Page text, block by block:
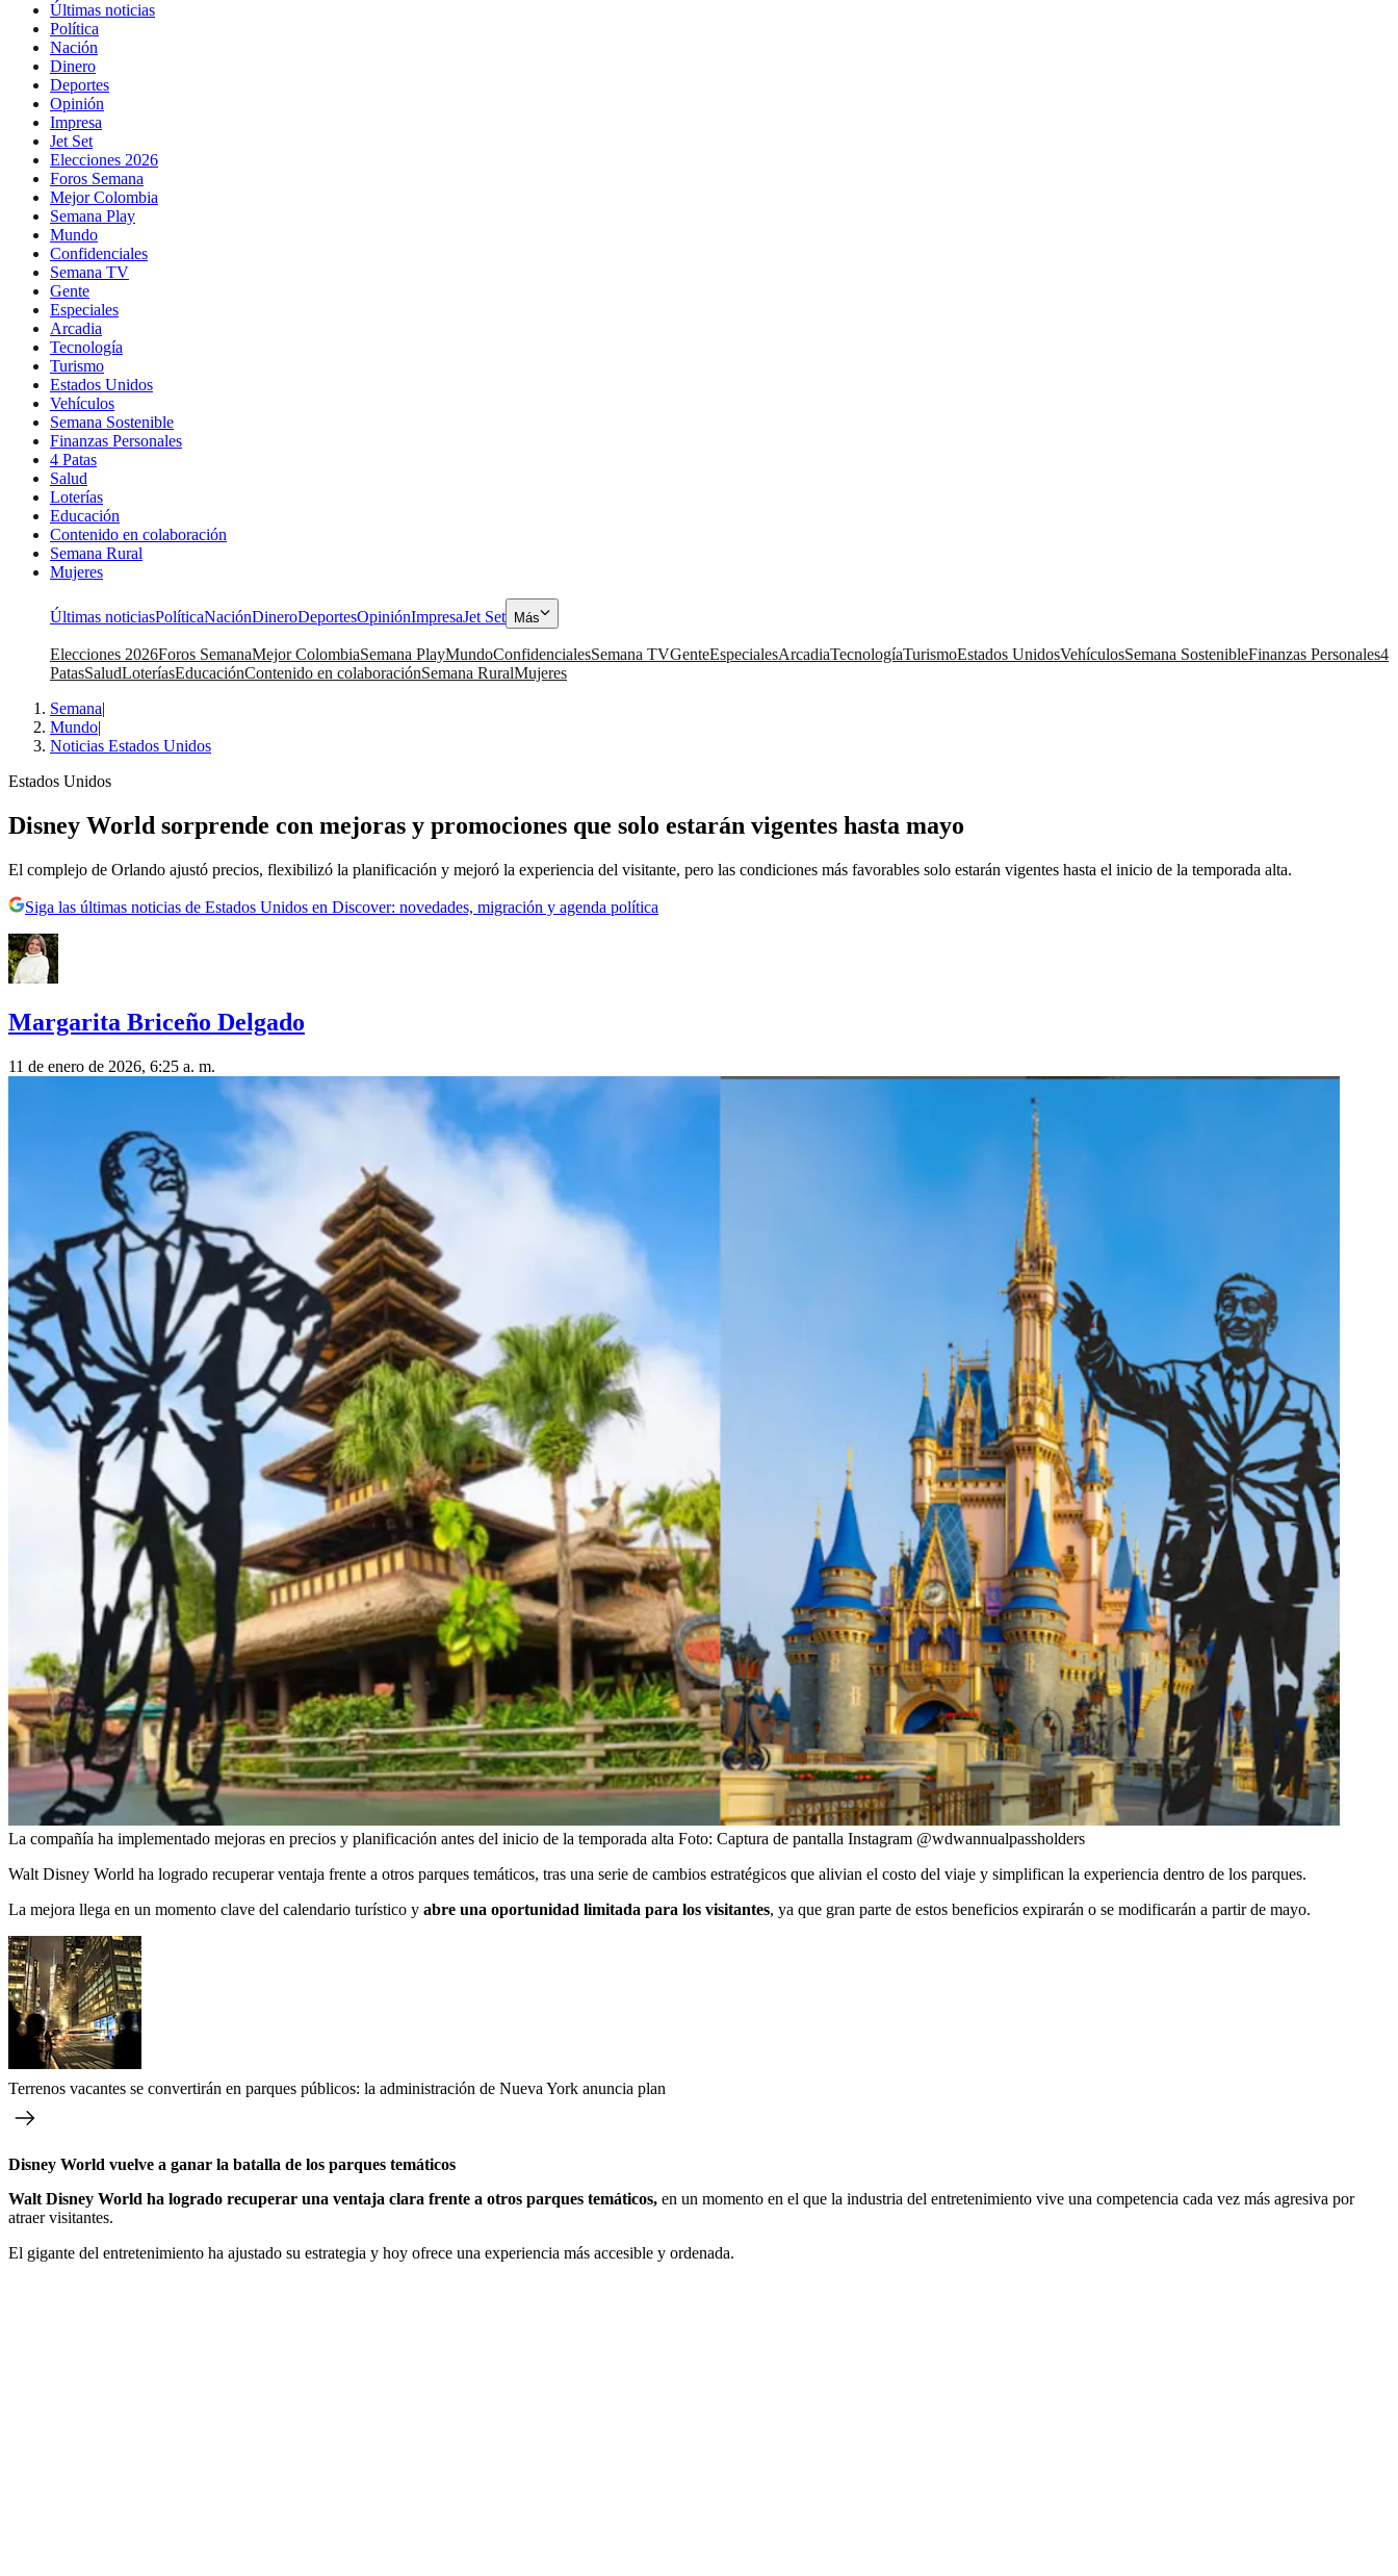
Últimas noticias
Política
Nación
Dinero
Deportes
Opinión
Impresa
Jet Set
Elecciones 2026
Foros Semana
Mejor Colombia
Semana Play
Mundo
Confidenciales
Semana TV
Gente
Especiales
Arcadia
Tecnología
Turismo
Estados Unidos
Vehículos
Semana Sostenible
Finanzas Personales
4 Patas
Salud
Loterías
Educación
Contenido en colaboración
Semana Rural
Mujeres
Últimas noticiasPolíticaNaciónDineroDeportesOpiniónImpresaJet Set Más
Elecciones 2026Foros SemanaMejor ColombiaSemana PlayMundoConfidencialesSemana TVGenteEspecialesArcadiaTecnologíaTurismoEstados UnidosVehículosSemana SostenibleFinanzas Personales4
PatasSaludLoteríasEducaciónContenido en colaboraciónSemana RuralMujeres
Semana|
Mundo|
Noticias Estados Unidos
Estados Unidos
Disney World sorprende con mejoras y promociones que solo estarán vigentes hasta mayo
El complejo de Orlando ajustó precios, flexibilizó la planificación y mejoró la experiencia del visitante, pero las condiciones más favorables solo estarán vigentes hasta el inicio de la temporada alta.
Siga las últimas noticias de Estados Unidos en Discover: novedades, migración y agenda política
Margarita Briceño Delgado
11 de enero de 2026, 6:25 a. m.
La compañía ha implementado mejoras en precios y planificación antes del inicio de la temporada alta Foto: Captura de pantalla Instagram @wdwannualpassholders
Walt Disney World ha logrado recuperar ventaja frente a otros parques temáticos, tras una serie de cambios estratégicos que alivian el costo del viaje y simplifican la experiencia dentro de los parques.
La mejora llega en un momento clave del calendario turístico y abre una oportunidad limitada para los visitantes, ya que gran parte de estos beneficios expirarán o se modificarán a partir de mayo.
Terrenos vacantes se convertirán en parques públicos: la administración de Nueva York anuncia plan
Disney World vuelve a ganar la batalla de los parques temáticos
Walt Disney World ha logrado recuperar una ventaja clara frente a otros parques temáticos, en un momento en el que la industria del entretenimiento vive una competencia cada vez más agresiva por
atraer visitantes.
El gigante del entretenimiento ha ajustado su estrategia y hoy ofrece una experiencia más accesible y ordenada.